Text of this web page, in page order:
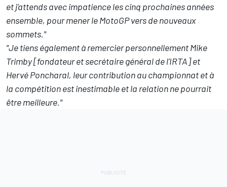
et j'attends avec impatience les cinq prochaines années
ensemble, pour mener le MotoGP vers de nouveaux
sommets."
"Je tiens également à remercier personnellement Mike
Trimby [fondateur et secrétaire général de l'IRTA] et
Hervé Poncharal, leur contribution au championnat et à
la compétition est inestimable et la relation ne pourrait
être meilleure."